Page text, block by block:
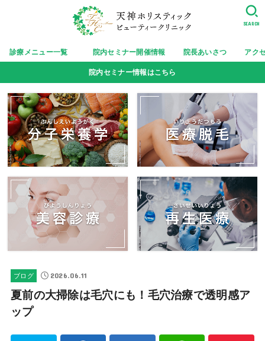
診療メニュー一覧 院内セミナー開催情報 院長あいさつ アク
SEARCH
院内セミナー情報はこちら
ブログ 2026.06.11
夏前の大掃除は毛穴にも！毛穴治療で透明感ア
ップ